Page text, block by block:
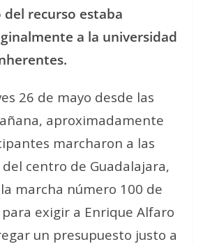
recurso estaba
a la universidad
26 de mayo desde las
aproximadamente
marcharon a las
centro de Guadalajara,
marcha número 100 de
exigir a Enrique Alfaro
un presupuesto justo a